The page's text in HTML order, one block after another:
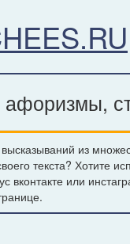
из
текста? Хотите
вконтакте или